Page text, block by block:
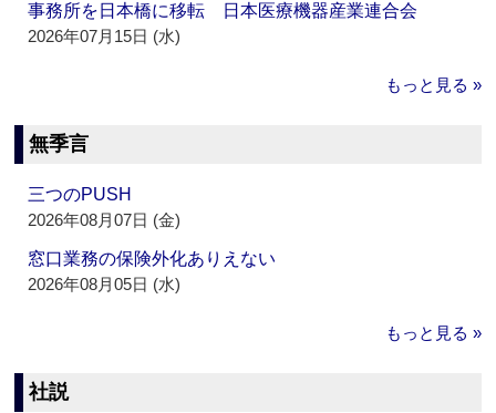
事務所を日本橋に移転 日本医療機器産業連合会
2026年07月15日 (水)
もっと見る »
無季言
三つのPUSH
2026年08月07日 (金)
窓口業務の保険外化ありえない
2026年08月05日 (水)
もっと見る »
社説